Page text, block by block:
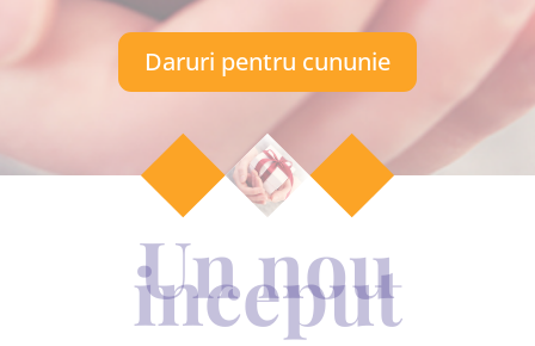
Daruri pentru cununie
Un nou
inceput